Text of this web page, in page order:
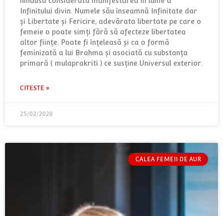
Infinitului divin. Numele său înseamnă Infinitate dar
și Libertate și Fericire, adevărata libertate pe care o
femeie o poate simți fără să afecteze libertatea
altor ființe. Poate fi înțeleasă și ca o formă
feminizată a lui Brahma și asociată cu substanța
primară ( mulaprakriti ) ce susține Universul exterior.
CITESTE »
25/02/2020
CALEA FEMEII DE AUR